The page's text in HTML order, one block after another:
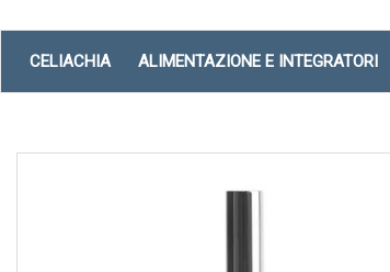
CELIACHIA ALIMENTAZIONE E INTEGRATORI